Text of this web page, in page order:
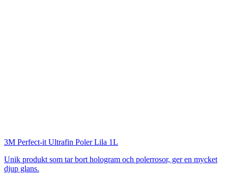
3M Perfect-it Ultrafin Poler Lila 1L
Unik produkt som tar bort hologram och polerrosor, ger en mycket
djup glans.